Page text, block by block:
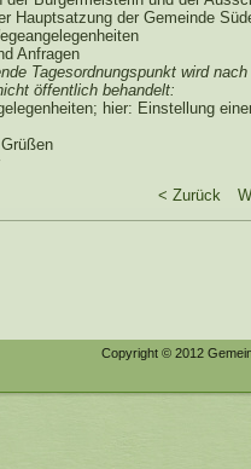
Hauptsatzung der Gemeinde
Anfragen
Tagesordnungspunkt wird
öffentlich behandelt:
hier: Einstellung
< Zurück
Copyright © 2012